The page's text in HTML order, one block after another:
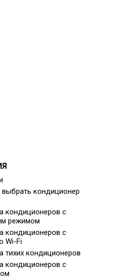
выбрать кондиционер
кондиционеров с
режимом
кондиционеров с
Wi-Fi
тихих кондиционеров
кондиционеров с